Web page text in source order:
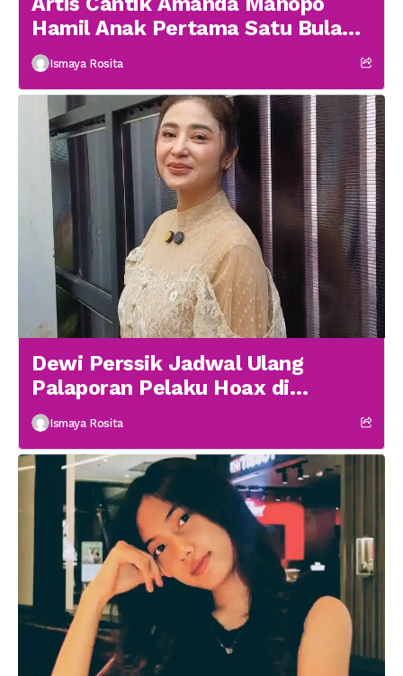
Hamil Anak Pertama Satu Bulan
menikah
Ismaya Rosita
Dewi Perssik Jadwal Ulang
Palaporan Pelaku Hoax di
Medsos
Ismaya Rosita